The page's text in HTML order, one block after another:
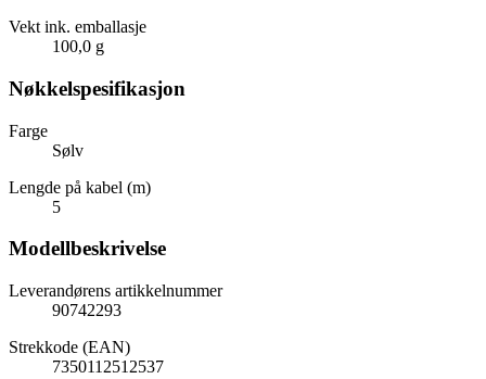
Vekt ink. emballasje
100,0 g
Nøkkelspesifikasjon
Farge
Sølv
Lengde på kabel (m)
5
Modellbeskrivelse
Leverandørens artikkelnummer
90742293
Strekkode (EAN)
7350112512537